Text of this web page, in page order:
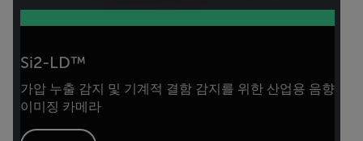
Si2-LD™
가압 누출 감지 및 기계적 결함 감지를 위한 산업용 음향
이미징 카메라